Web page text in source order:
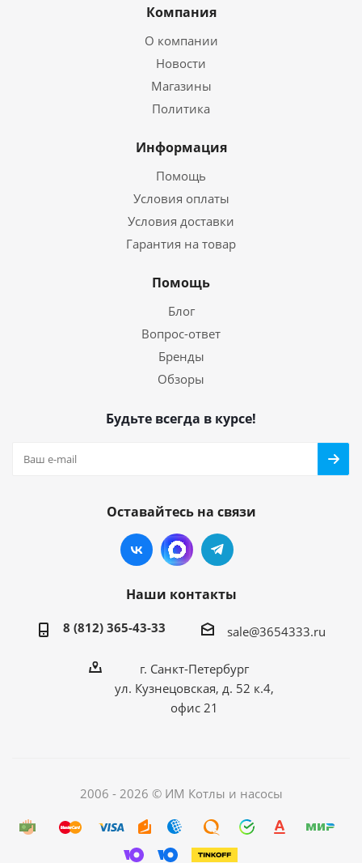
Компания
О компании
Новости
Магазины
Политика
Информация
Помощь
Условия оплаты
Условия доставки
Гарантия на товар
Помощь
Блог
Вопрос-ответ
Бренды
Обзоры
Будьте всегда в курсе!
Оставайтесь на связи
Наши контакты
8 (812) 365-43-33 sale@3654333.ru
г. Санкт-Петербург
ул. Кузнецовская, д. 52 к.4,
офис 21
2006 - 2026 © ИМ Котлы и насосы